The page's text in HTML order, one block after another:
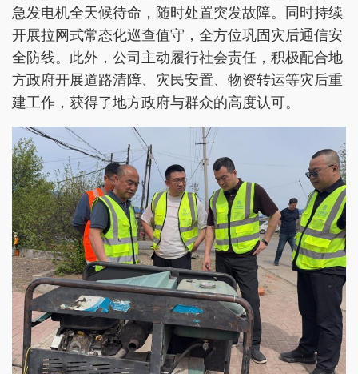
急发电机全天候待命，随时处置突发故障。同时持续
开展拉网式常态化巡查值守，全方位巩固灾后通信安
全防线。此外，公司主动履行社会责任，积极配合地
方政府开展道路清障、灾民安置、物资转运等灾后重
建工作，获得了地方政府与群众的高度认可。